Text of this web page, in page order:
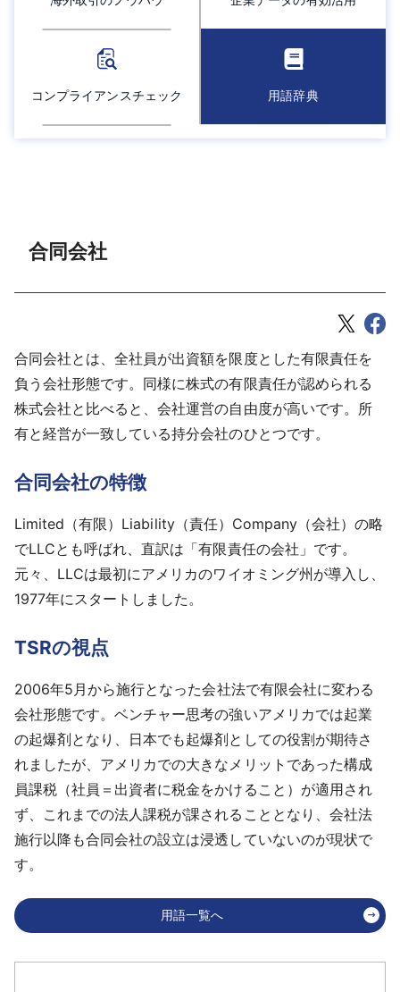
コンプライアンスチェック 用語辞典
合同会社
合同会社とは、全社員が出資額を限度とした有限責任を
負う会社形態です。同様に株式の有限責任が認められる
株式会社と比べると、会社運営の自由度が高いです。所
有と経営が一致している持分会社のひとつです。
合同会社の特徴
Limited（有限）Liability（責任）Company（会社）の略
でLLCとも呼ばれ、直訳は「有限責任の会社」です。
元々、LLCは最初にアメリカのワイオミング州が導入し、
1977年にスタートしました。
TSRの視点
2006年5月から施行となった会社法で有限会社に変わる
会社形態です。ベンチャー思考の強いアメリカでは起業
の起爆剤となり、日本でも起爆剤としての役割が期待さ
れましたが、アメリカでの大きなメリットであった構成
員課税（社員＝出資者に税金をかけること）が適用され
ず、これまでの法人課税が課されることとなり、会社法
施行以降も合同会社の設立は浸透していないのが現状で
す。
用語一覧へ